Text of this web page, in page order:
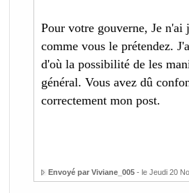
Pour votre gouverne, Je
comme vous le prétendez.
d'où la possibilité de les
général. Vous avez dû
correctement mon post.
Envoyé par Viviane_005- le Jeudi 20